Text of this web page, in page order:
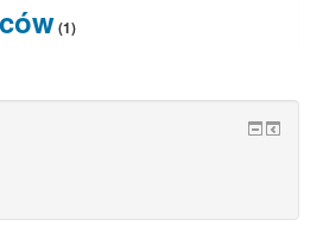
(1)